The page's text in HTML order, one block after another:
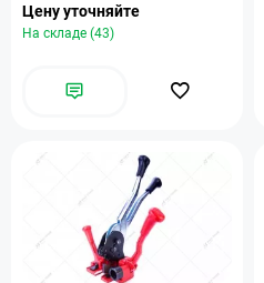
Цену уточняйте
На складе (43)